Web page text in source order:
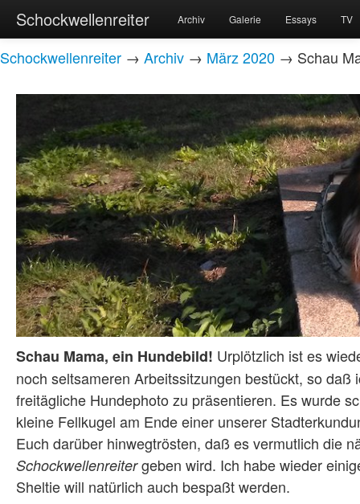
Schockwellenreiter Archiv Galerie Essays TV
Schockwellenreiter → Archiv → März 2020 → Schau
Schau Mama, ein Hundebild! Urplötzlich ist es
noch seltsameren Arbeitssitzungen bestückt, so
freitägliche Hundephoto zu präsentieren. Es wurde
kleine Fellkugel am Ende einer unserer
Euch darüber hinwegtrösten, daß es vermutlich die
Schockwellenreitergeben wird. Ich habe wieder
Sheltie will natürlich auch bespaßt werden.